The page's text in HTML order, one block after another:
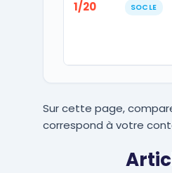
1/20 SOCLE
Sur cette page,
correspond à votre